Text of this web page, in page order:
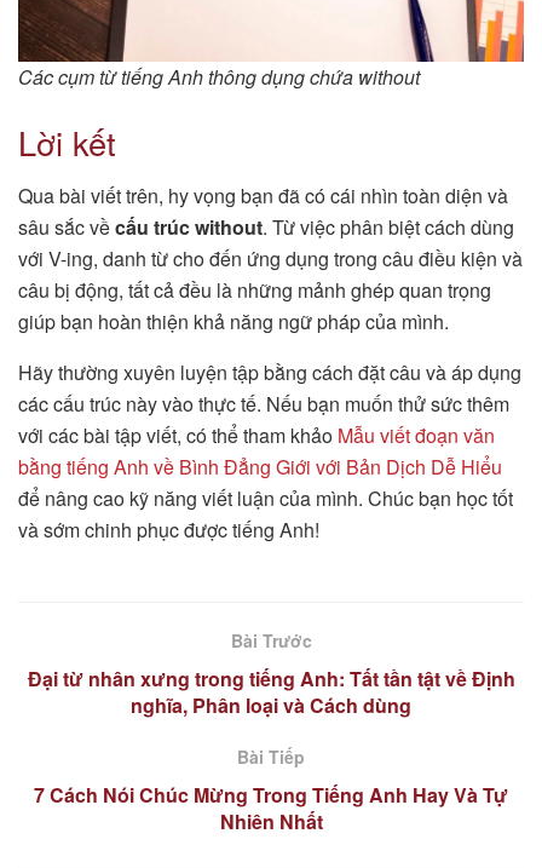
Các cụm từ tiếng Anh thông dụng chứa without
Lời kết
Qua bài viết trên, hy vọng bạn đã có cái nhìn toàn diện và
sâu sắc vềcấu trúc without. Từ việc phân biệt cách dùng
với V-ing, danh từ cho đến ứng dụng trong câu điều kiện và
câu bị động, tất cả đều là những mảnh ghép quan trọng
giúp bạn hoàn thiện khả năng ngữ pháp của mình.
Hãy thường xuyên luyện tập bằng cách đặt câu và áp dụng
các cấu trúc này vào thực tế. Nếu bạn muốn thử sức thêm
với các bài tập viết, có thể tham khảo Mẫu viết đoạn văn
bằng tiếng Anh về Bình Đẳng Giới với Bản Dịch Dễ Hiểu
để nâng cao kỹ năng viết luận của mình. Chúc bạn học tốt
và sớm chinh phục được tiếng Anh!
Bài Trước
Đại từ nhân xưng trong tiếng Anh: Tất tần tật về Định
nghĩa, Phân loại và Cách dùng
Bài Tiếp
7 Cách Nói Chúc Mừng Trong Tiếng Anh Hay Và Tự
Nhiên Nhất